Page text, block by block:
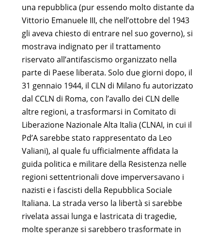
una repubblica (pur essendo molto distante da
Vittorio Emanuele III, che nell’ottobre del 1943
gli aveva chiesto di entrare nel suo governo), si
mostrava indignato per il trattamento
riservato all’antifascismo organizzato nella
parte di Paese liberata. Solo due giorni dopo, il
31 gennaio 1944, il CLN di Milano fu autorizzato
dal CCLN di Roma, con l’avallo dei CLN delle
altre regioni, a trasformarsi in Comitato di
Liberazione Nazionale Alta Italia (CLNAI, in cui il
Pd’A sarebbe stato rappresentato da Leo
Valiani), al quale fu ufficialmente affidata la
guida politica e militare della Resistenza nelle
regioni settentrionali dove imperversavano i
nazisti e i fascisti della Repubblica Sociale
Italiana. La strada verso la libertà si sarebbe
rivelata assai lunga e lastricata di tragedie,
molte speranze si sarebbero trasformate in